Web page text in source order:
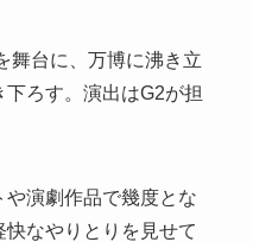
舞台に、万博に沸き立
ろす。演出はG2が担
演劇作品で幾度とな
なやりとりを見せて